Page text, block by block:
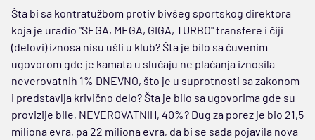
Šta bi sa kontratužbom protiv bivšeg sportskog direktora
koja je uradio "SEGA, MEGA, GIGA, TURBO" transfere i čiji
(delovi) iznosa nisu ušli u klub? Šta je bilo sa čuvenim
ugovorom gde je kamata u slučaju ne plaćanja iznosila
neverovatnih 1% DNEVNO, što je u suprotnosti sa zakonom
i predstavlja krivično delo? Šta je bilo sa ugovorima gde su
provizije bile, NEVEROVATNIH, 40%? Dug za porez je bio 21,5
miliona evra, pa 22 miliona evra, da bi se sada pojavila nova